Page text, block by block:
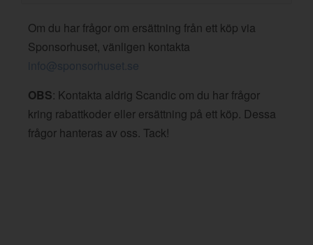
Om du har frågor om ersättning från ett köp via
Sponsorhuset, vänligen kontakta
info@sponsorhuset.se
OBS: Kontakta aldrig Scandic om du har frågor
kring rabattkoder eller ersättning på ett köp. Dessa
frågor hanteras av oss. Tack!